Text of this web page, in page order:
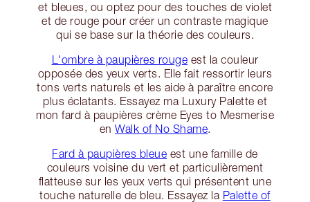
et bleues, ou optez pour des touches de violet
et de rouge pour créer un contraste magique
qui se base sur la théorie des couleurs.
L'ombre à paupières rouge est la couleur
opposée des yeux verts. Elle fait ressortir leurs
tons verts naturels et les aide à paraître encore
plus éclatants. Essayez ma Luxury Palette et
mon fard à paupières crème Eyes to Mesmerise
en Walk of No Shame.
Fard à paupières bleue est une famille de
couleurs voisine du vert et particulièrement
flatteuse sur les yeux verts qui présentent une
touche naturelle de bleu. Essayez la Palette of